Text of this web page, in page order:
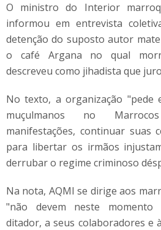
O ministro do Interior
informou em entrevista
detenção do suposto autor
o café Argana no qual
descreveu como jihadista que
No texto, a organização "pede
muçulmanos no
manifestações, continuar suas
para libertar os irmãos
derrubar o regime criminoso
Na nota, AQMI se dirige aos
"não devem neste
ditador, a seus colaboradores e